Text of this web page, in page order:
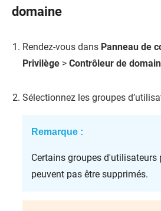
domaine
Rendez-vous dans Panneau de
Privilège > Contrôleur de
Sélectionnez les groupes
Remarque :
Certains groupes d'utilisateurs
peuvent pas être supprimés.